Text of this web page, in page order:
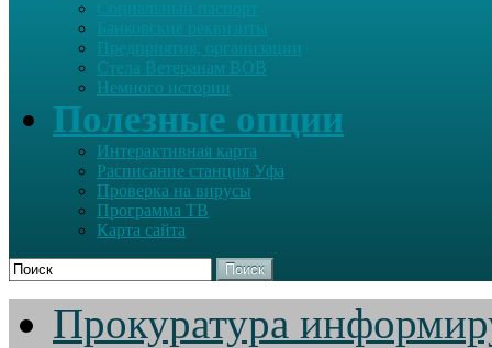
Банковские реквизиты
Предприятия, организации
Стела Ветеранам ВОВ
Немного истории
Полезные опции
Интерактивная карта
Расписание станция Уфа
Проверка на вирусы
Программа ТВ
Карта сайта
Поиск
Прокуратура